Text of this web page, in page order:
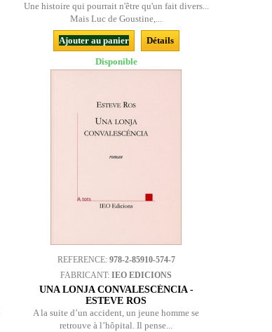
Une histoire qui pourrait n'être qu'un fait divers...
Mais Luc de Goustine,...
Ajouter au panier
Détails
Disponible
REFERENCE: 978-2-85910-574-7
FABRICANT:IEO EDICIONS
UNA LONJA CONVALESCÉNCIA -
ESTEVE ROS
A la suite d’un accident, un jeune homme se
retrouve à l’hôpital. Il pense...